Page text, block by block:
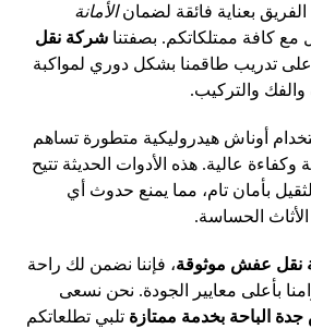
بعناية فائقة لضمانالأمانة
مع كافة ممتلكاتكم. بصفتناشركة نقل
تدريب طاقمنا بشكل دوري لمواكبة
والتركيب.
أوناش هيدروليكية متطورة تساهم
عالية. هذه الأدوات الحديثة تتيح
بأمان تام، مما يمنع حدوث أي
الحساسة.
نقل عفش موثوقة، فإننا نضمن لك راحة
بأعلى معايير الجودة. نحن نسعى
الباحة بخدمة ممتازة تلبي تطلعاتكم